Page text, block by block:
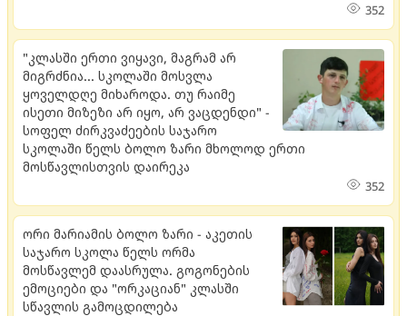
352
"კლასში ერთი ვიყავი, მაგრამ არ
მიგრძნია... სკოლაში მოსვლა
ყოველდღე მიხაროდა. თუ რაიმე
ისეთი მიზეზი არ იყო, არ ვაცდენდი" -
სოფელ ძირკვაძეების საჯარო
სკოლაში წელს ბოლო ზარი მხოლოდ ერთი
მოსწავლისთვის დაირეკა
352
ორი მარიამის ბოლო ზარი - აკეთის
საჯარო სკოლა წელს ორმა
მოსწავლემ დაასრულა. გოგონების
ემოციები და "ორკაციან" კლასში
სწავლის გამოცდილება